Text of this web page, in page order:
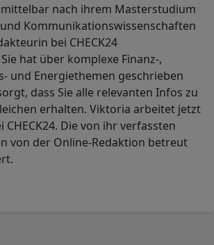
nach ihrem Masterstudium
Kommunikationswissenschaften
bei CHECK24
hat über komplexe Finanz-,
und Energiethemen geschrieben
dass Sie alle relevanten Infos zu
erhalten. Viktoria arbeitet jetzt
Die von ihr verfassten
von der Online-Redaktion betreut